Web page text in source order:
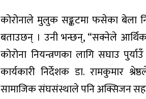
कोरोनाले मुलुक सङ्कटमा फसेका बेला
बताउछन् । उनी भन्छन्, “सक्नेले
कोरोना नियन्त्रणका लागि सघाउ
कार्यकारी निर्देशक डा. रामकुमार
सामाजिक संघसंस्थाले पनि अक्सिजन